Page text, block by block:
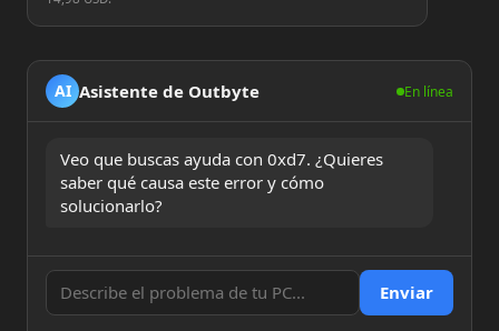
AI Asistente de Outbyte En línea
Veo que buscas ayuda con 0xd7. ¿Quieres
saber qué causa este error y cómo
solucionarlo?
Enviar